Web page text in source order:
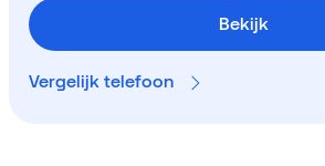
Bekijk
Vergelijk telefoon